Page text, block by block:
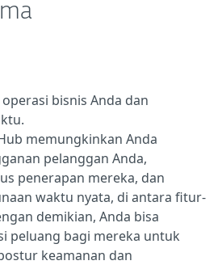
bisnis Anda dan
Hub memungkinkan Anda
pelanggan Anda,
penerapan mereka, dan
waktu nyata, di antara fitur-
demikian, Anda bisa
peluang bagi mereka untuk
keamanan dan